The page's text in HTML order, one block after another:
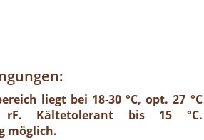
liegt bei 18-30 °C, opt. 27 °C
Kältetolerant bis 15 °C.
möglich.